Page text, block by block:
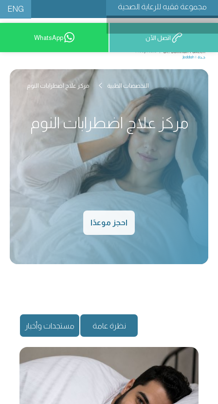
مجموعة فقيه للرعاية الصحية ENG
9200 12777 اتصل الآن WhatsApp
نظرة عامة مستجدات وأخبار
مركز علاج اضطرابات النوم
احجز موعدًا
التخصصات الطبية مركز علاج اضطرابات النوم